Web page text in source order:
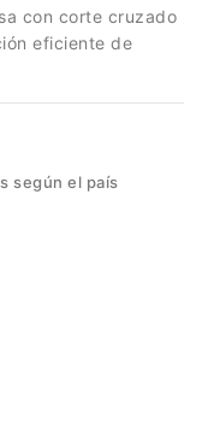
con corte cruzado
eficiente de
según el país